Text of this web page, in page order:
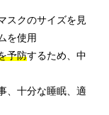
スクのサイズを見
を使用
予防するため、中
、十分な睡眠、適